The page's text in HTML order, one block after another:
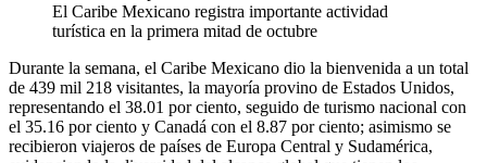
El Caribe Mexicano registra importante actividad
turística en la primera mitad de octubre
Durante la semana, el Caribe Mexicano dio la bienvenida a un total
de 439 mil 218 visitantes, la mayoría provino de Estados Unidos,
representando el 38.01 por ciento, seguido de turismo nacional con
el 35.16 por ciento y Canadá con el 8.87 por ciento; asimismo se
recibieron viajeros de países de Europa Central y Sudamérica,